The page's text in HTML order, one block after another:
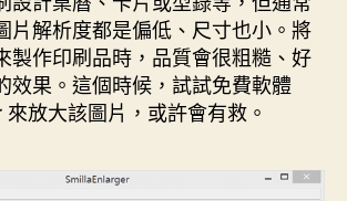
期
片解析度都是偏低、尺寸也小。將
製作印刷品時，品質會很粗糙、好
效果。這個時候，試試免費軟體
放大該圖片，或許會有救。